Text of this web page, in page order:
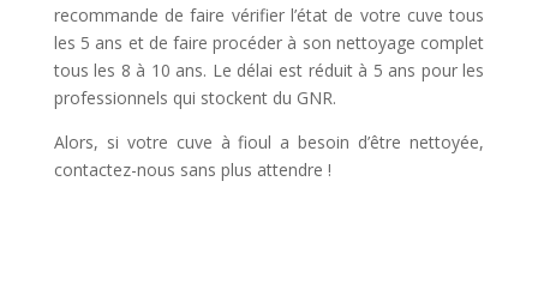
recommande de faire vérifier l’état de votre cuve tous
les 5 ans et de faire procéder à son nettoyage complet
tous les 8 à 10 ans. Le délai est réduit à 5 ans pour les
professionnels qui stockent du GNR.
Alors, si votre cuve à fioul a besoin d’être nettoyée,
contactez-nous sans plus attendre !